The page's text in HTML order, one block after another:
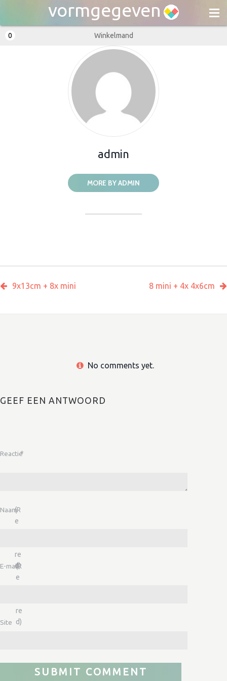
Winkelmand
0
vormgegeven
FAQ
Contact
admin
MORE BY ADMIN
9x13cm + 8x mini 8 mini + 4x 4x6cm
No comments yet.
GEEF EEN ANTWOORD
Reactie
*
Naam
(R
e
re
d)
E-mail
(R
e
re
d)
Site